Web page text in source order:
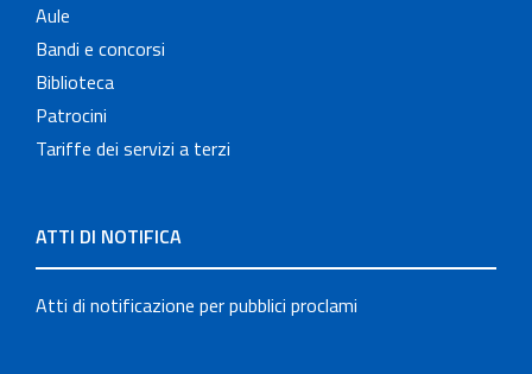
Aule
Bandi e concorsi
Biblioteca
Patrocini
Tariffe dei servizi a terzi
ATTI DI NOTIFICA
Atti di notificazione per pubblici proclami